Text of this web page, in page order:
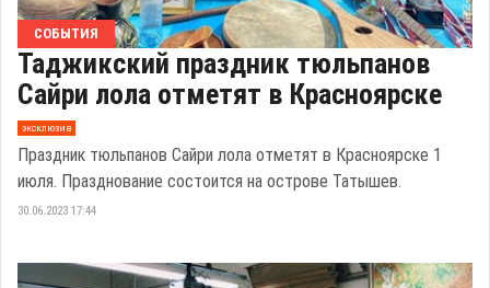
СОБЫТИЯ
​​Таджикский праздник тюльпанов
Сайри лола отметят в Красноярске
эксклюзив
​​Праздник тюльпанов Сайри лола​ отметят в Красноярске 1
июля. Празднование состоится на острове Татышев.
30.06.2023 17:44